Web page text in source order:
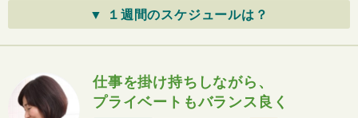
▼ １週間のスケジュールは？
仕事を掛け持ちしながら、
プライベートもバランス良く